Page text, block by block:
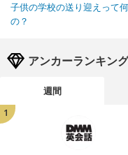
子供の学校の送り迎えって
の？
アンカーランキング
週間
1